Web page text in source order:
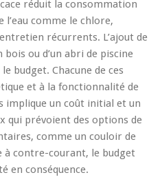
réduit la consommation
comme le chlore,
récurrents. L’ajout de
bois ou d’un abri de piscine
budget. Chacune de ces
et à la fonctionnalité de
implique un coût initial et un
qui prévoient des options de
comme un couloir de
à contre-courant, le budget
en conséquence.